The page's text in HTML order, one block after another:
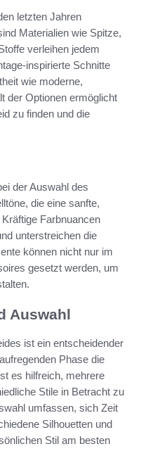
letzten Jahren
Materialien wie Spitze,
verleihen jedem
inspirierte Schnitte
wie moderne,
der Optionen ermöglicht
zu finden und die
der Auswahl des
die eine sanfte,
Farbnuancen
unterstreichen die
können nicht nur im
gesetzt werden, um
Auswahl
ist ein entscheidender
Phase die
es hilfreich, mehrere
Stile in Betracht zu
umfassen, sich Zeit
Silhouetten und
Stil am besten